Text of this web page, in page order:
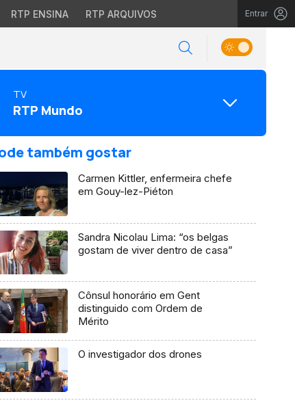
RTP ENSINA RTP ARQUIVOS Entrar
TV
RTP Mundo
também gostar
Carmen Kittler, enfermeira chefe
em Gouy-lez-Piéton
Sandra Nicolau Lima: “os belgas
gostam de viver dentro de casa”
Cônsul honorário em Gent
distinguido com Ordem de
Mérito
O investigador dos drones